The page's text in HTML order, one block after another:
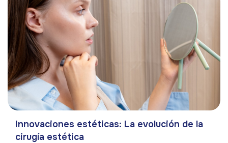
Innovaciones estéticas: La evolución de la
cirugía estética